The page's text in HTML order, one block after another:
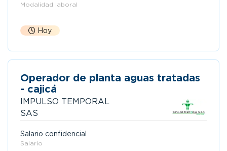
Modalidad laboral
Hoy
Operador de planta aguas tratadas
- cajicá
IMPULSO TEMPORAL
SAS
Salario confidencial
Salario